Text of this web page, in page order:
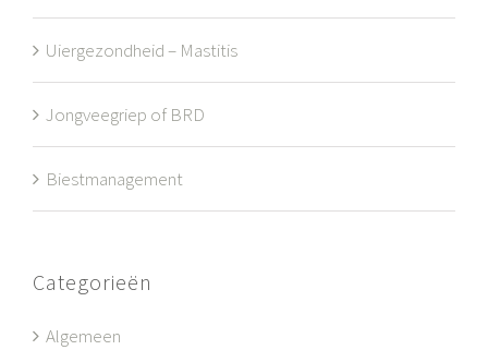
Uiergezondheid – Mastitis
Jongveegriep of BRD
Biestmanagement
Categorieën
Algemeen